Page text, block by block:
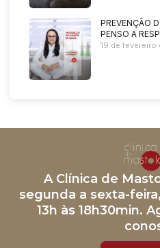
PREVENÇÃO
PENSO A
19 de fevereiro
A Clínica de
segunda a sexta-
13h às 18h30min.